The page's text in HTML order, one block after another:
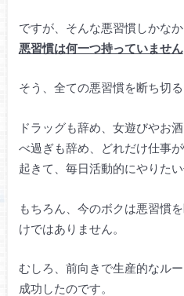
ですが、そんな悪習慣しかなか
悪習慣は何一つ持っていません
そう、全ての悪習慣を断ち切
ドラッグも辞め、女遊びやお
べ過ぎも辞め、どれだけ仕事
起きて、毎日活動的にやりたい
もちろん、今のボクは悪習慣
けではありません。
むしろ、前向きで生産的なル
成功したのです。